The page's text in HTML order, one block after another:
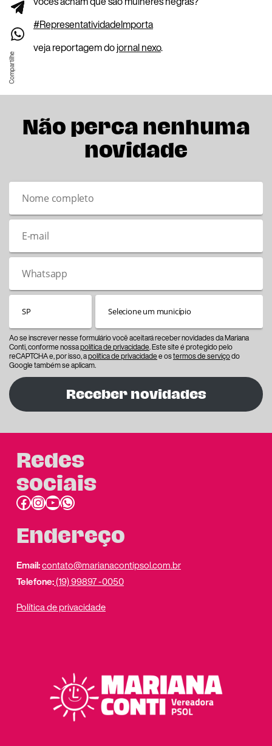
#RepresentatividadeImporta
veja reportagem dojornal nexo.
Não perca nenhuma
novidade
Ao se inscrever nesse formulário você aceitará receber novidades da Mariana
Conti, conforme nossapolítica de privacidade. Este site é protegido pelo
reCAPTCHA e, por isso, apolítica de privacidadee ostermos de serviçodo
Google também se aplicam.
Receber novidades
Redes
sociais
Facebook InstagramYoutube link do whatsapp
Endereço
Email:contato@marianacontipsol.com.br
Telefone:(19) 99897 -0050
Política de privacidade